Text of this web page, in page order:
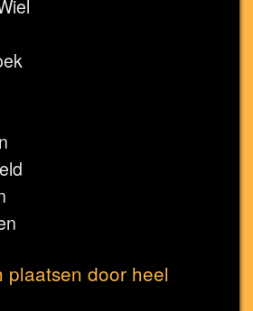
plaatsen door heel